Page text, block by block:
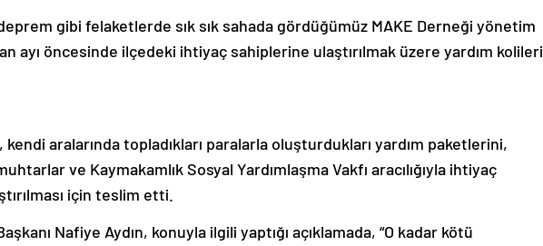
gibi felaketlerde sık sık sahada gördüğümüz MAKE Derneği yönetim
ayı öncesinde ilçedeki ihtiyaç sahiplerine ulaştırılmak üzere yardım kolileri
aralarında topladıkları paralarla oluşturdukları yardım paketlerini,
ve Kaymakamlık Sosyal Yardımlaşma Vakfı aracılığıyla ihtiyaç
için teslim etti.
Nafiye Aydın, konuyla ilgili yaptığı açıklamada, “O kadar kötü